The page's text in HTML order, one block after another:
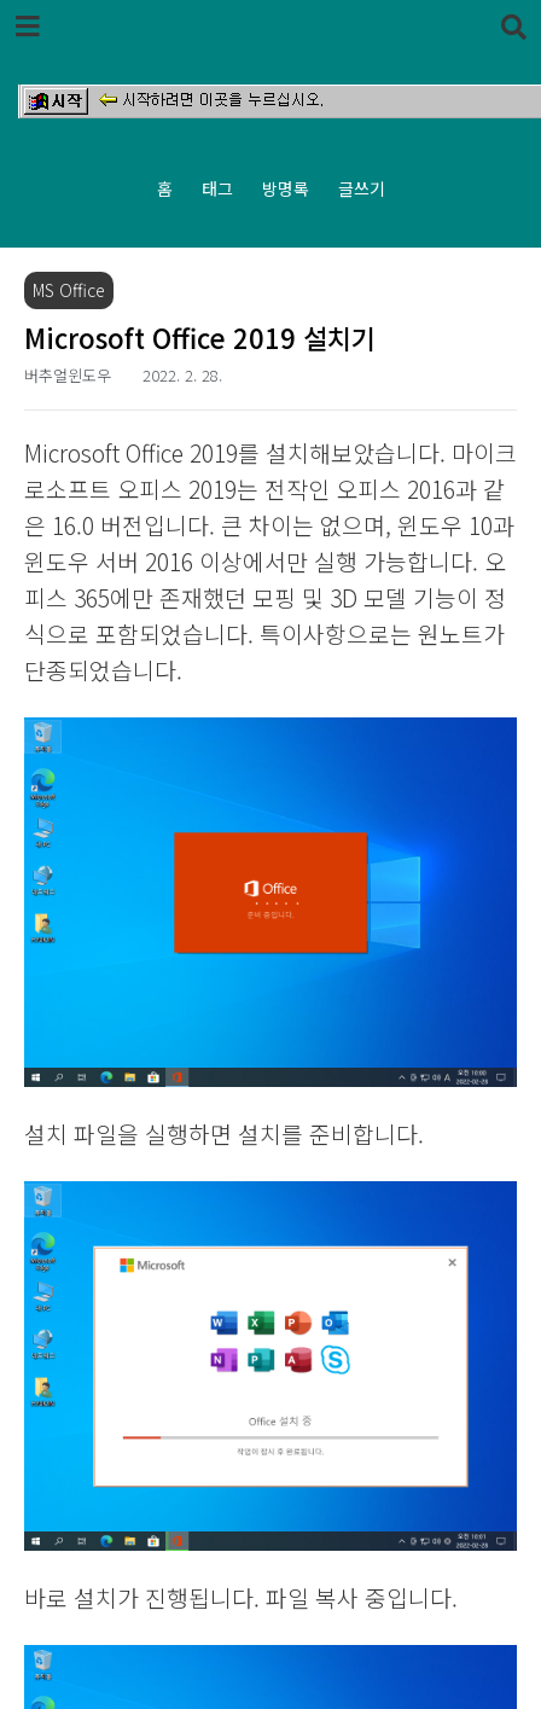
본문 바로가기
홈 태그 방명록 글쓰기
MS Office
Microsoft Office 2019 설치기
버추얼윈도우 2022. 2. 28.
Microsoft Office 2019를 설치해보았습니다. 마이크
로소프트 오피스 2019는 전작인 오피스 2016과 같
은 16.0 버전입니다. 큰 차이는 없으며, 윈도우 10과
윈도우 서버 2016 이상에서만 실행 가능합니다. 오
피스 365에만 존재했던 모핑 및 3D 모델 기능이 정
식으로 포함되었습니다. 특이사항으로는 원노트가
단종되었습니다.
설치 파일을 실행하면 설치를 준비합니다.
바로 설치가 진행됩니다. 파일 복사 중입니다.